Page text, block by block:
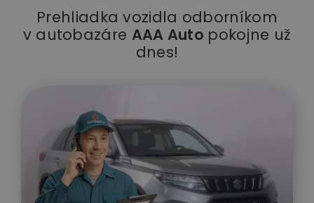
Prehliadka vozidla odborníkom
v autobazáre AAA Auto pokojne už
dnes!